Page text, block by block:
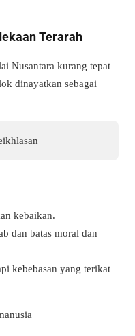
Terarah
Nusantara kurang tepat
dinayatkan sebagai
kebaikan.
dan batas moral dan
kebebasan yang terikat